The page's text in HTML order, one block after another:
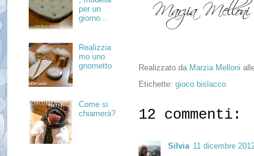
Realizzato da Marzia Melloni
Etichette: gioco bislacco
12 commenti:
Silvia 11 dicembre
per un
giorno...
Realizzia
mo uno
gnometto
Come si
chiamerà?